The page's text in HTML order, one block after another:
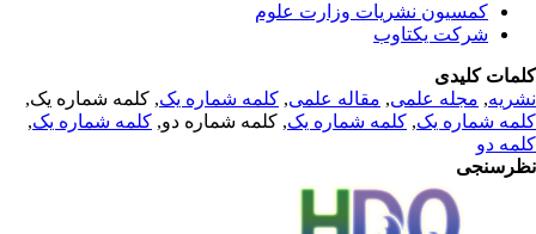
کمسیون نشریات وزارت علوم
شرکت یکتاوب
کلیدی
,مجله علمی, مقاله علمی, کلمه شماره یک, کلمه شماره یک,
شماره یک,کلمه شماره یک, کلمه شماره دو,کلمه شماره یک,
دو